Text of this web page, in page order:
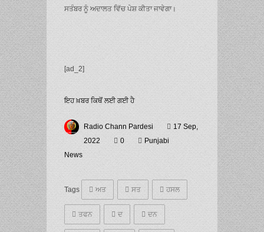
ਸਤੰਬਰ ਨੂੰ ਅਦਾਲਤ ਵਿੱਚ ਪੇਸ਼ ਕੀਤਾ ਜਾਵੇਗਾ।
[ad_2]
ਇਹ ਖ਼ਬਰ ਕਿਥੋਂ ਲਈ ਗਈ ਹੈ
Radio Chann Pardesi
17 Sep,
2022
0
Punjabi
News
Tags ਅਤ ਸਤ ਹਸਲ
ਤਫਨ ਦ ਦਨ